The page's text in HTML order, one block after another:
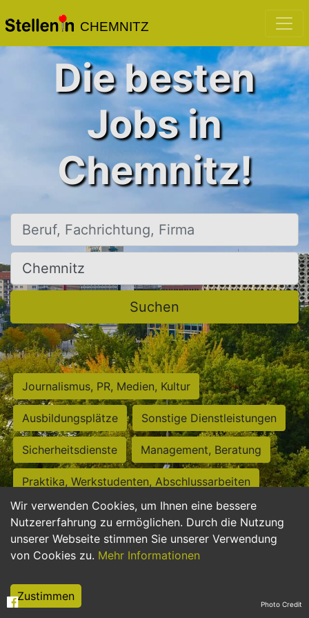
CHEMNITZ
Wir verwenden Cookies, um Ihnen eine bessere
Nutzererfahrung zu ermöglichen. Durch die Nutzung
unserer Webseite stimmen Sie unserer Verwendung
von Cookies zu. Mehr Informationen
Zustimmen
Die besten
Jobs in
Chemnitz!
Beruf, Fachrichtung, Firma
Ort, Stadt
Suchen
Journalismus, PR, Medien, Kultur
Ausbildungsplätze Sonstige Dienstleistungen
Sicherheitsdienste Management, Beratung
Praktika, Werkstudenten, Abschlussarbeiten
Personalwesen Assistenz, Sekretariat
Hilfskräfte, Aushilfs- und Nebenjobs
Weiterbildung, Studium, duale Ausbildung Photo Credit